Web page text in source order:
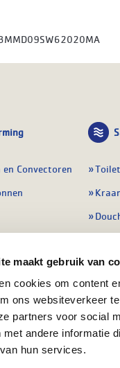
maakt gebruik van
cookies om content
ons websiteverkeer
partners voor social
met andere informatie
hun services.
Convectoren
Toilet
Alle